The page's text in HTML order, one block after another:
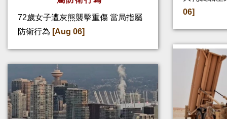
72歲女子遭灰熊襲擊重傷 當局指屬
防衛行為 [Aug 06]
06]